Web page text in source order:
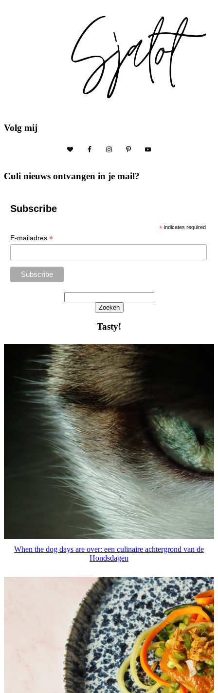
Volg mij
Culi nieuws ontvangen in je mail?
Subscribe
* indicates required
E-mailadres *
Zoeken
zoeken
aan
de
gang
Tasty!
When the dog days are over: een culinaire achtergrond van de
Hondsdagen